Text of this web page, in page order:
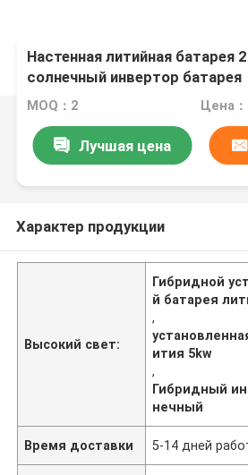
Настенная литийная батарея
солнечный инвертор батарея
MOQ：2 Цена
Лучшая цена
Характер продукции
Высокий свет:
Гибридной
й батарея
,
ития 5kw
,
Гибридный
нечный
Время доставки 5-14 дней